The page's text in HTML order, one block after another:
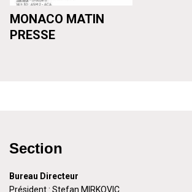
MONACO MATIN
PRESSE
Section
Bureau Directeur
Président : Stefan MIRKOVIC